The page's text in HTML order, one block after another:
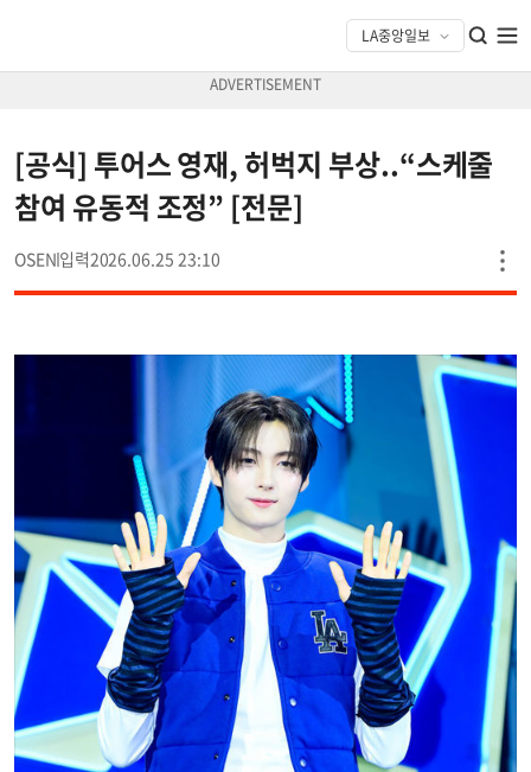
[공식] 투어스 영재, 허벅지 부상..“스케줄
참여 유동적 조정” [전문]
OSEN 2026.06.25 23:10